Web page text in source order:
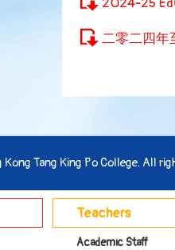
二零二四年
Tang King Po College. All
Teachers
Academic Staff